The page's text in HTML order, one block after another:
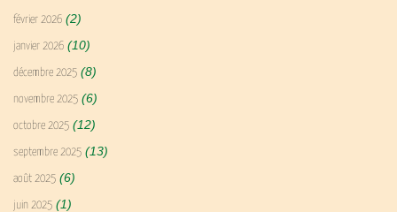
février 2026 (2)
janvier 2026 (10)
décembre 2025 (8)
novembre 2025 (6)
octobre 2025 (12)
septembre 2025 (13)
août 2025 (6)
juin 2025 (1)